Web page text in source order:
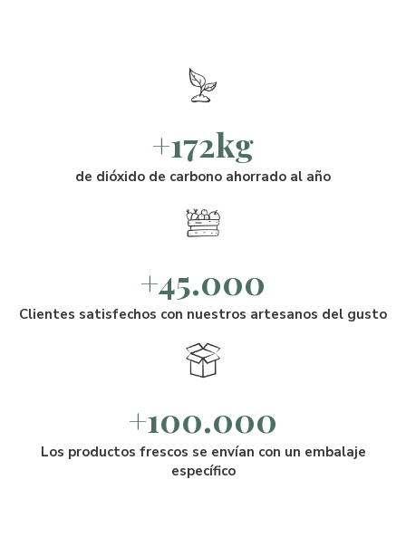
+172kg
de dióxido de carbono ahorrado al año
+45.000
Clientes satisfechos con nuestros artesanos del gusto
+100.000
Los productos frescos se envían con un embalaje
específico